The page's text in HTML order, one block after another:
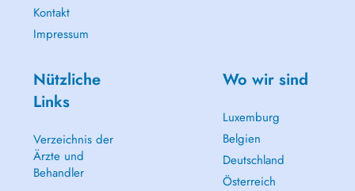
Kontakt
Impressum
Nützliche
Links
Verzeichnis der
Ärzte und
Behandler
Wo wir sind
Luxemburg
Belgien
Deutschland
Österreich